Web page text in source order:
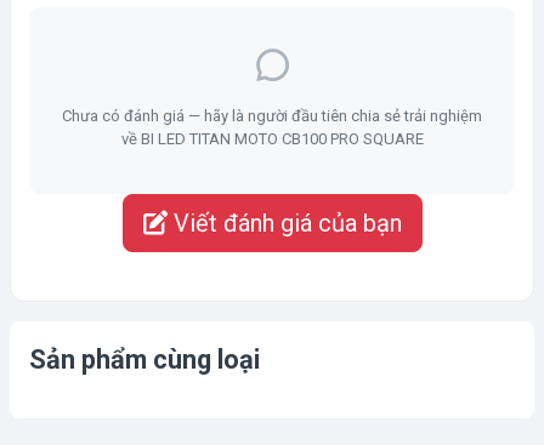
Chưa có đánh giá — hãy là người đầu tiên chia sẻ trải nghiệm
về BI LED TITAN MOTO CB100 PRO SQUARE
Viết đánh giá của bạn
Sản phẩm cùng loại